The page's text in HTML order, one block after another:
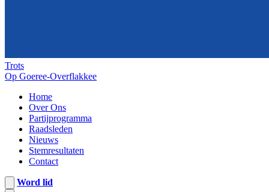
Trots
Op Goeree-Overflakkee
Home
Over Ons
Partijprogramma
Raadsleden
Nieuws
Stemresultaten
Contact
Word lid